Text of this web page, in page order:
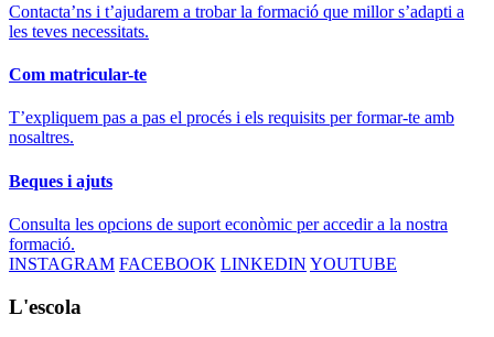
Contacta’ns i t’ajudarem a trobar la formació que millor s’adapti a
les teves necessitats.
Com matricular-te
T’expliquem pas a pas el procés i els requisits per formar-te amb
nosaltres.
Beques i ajuts
Consulta les opcions de suport econòmic per accedir a la nostra
formació.
INSTAGRAM FACEBOOK LINKEDIN YOUTUBE
L'escola